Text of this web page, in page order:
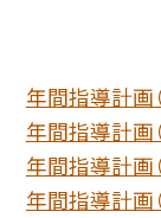
年間指導計画
年間指導計画
年間指導計画
年間指導計画